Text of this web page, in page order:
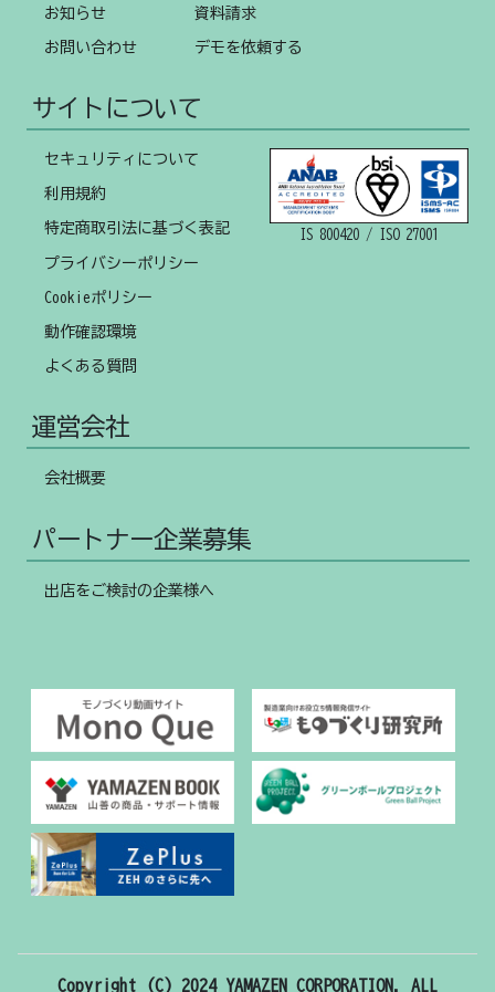
お知らせ
お問い合わせ
資料請求
デモを依頼する
サイトについて
セキュリティについて
利用規約
特定商取引法に基づく表記
プライバシーポリシー
Cookieポリシー
動作確認環境
よくある質問
IS 800420 / ISO 27001
運営会社
会社概要
パートナー企業募集
出店をご検討の企業様へ
Copyright (C) 2024 YAMAZEN CORPORATION. ALL